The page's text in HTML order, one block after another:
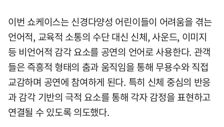
이번 쇼케이스는 신경다양성 어린이들이 어려움을 겪는
언어적, 교육적 소통의 수단 대신 신체, 사운드, 이미지
등 비언어적 감각 요소를 공연의 언어로 사용한다. 관객
들은 즉흥적 형태의 춤과 움직임을 통해 무용수와 직접
교감하며 공연에 참여하게 된다. 특히 신체 중심의 반응
과 감각 기반의 극적 요소를 통해 각자 감정을 표현하고
연결될 수 있도록 의도했다.